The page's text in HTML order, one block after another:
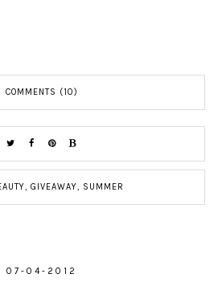
COMMENTS (10)
, GIVEAWAY, SUMMER
07-04-2012